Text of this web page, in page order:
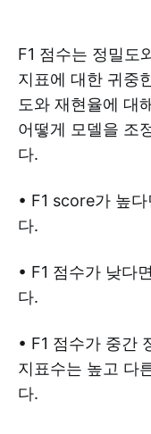
F1 점수는 정밀도
지표에 대한 귀중
도와 재현율에 대
어떻게 모델을 조
다.
• F1 score가 높
다.
• F1 점수가 낮다
다.
• F1 점수가 중간
지표수는 높고 다
다.